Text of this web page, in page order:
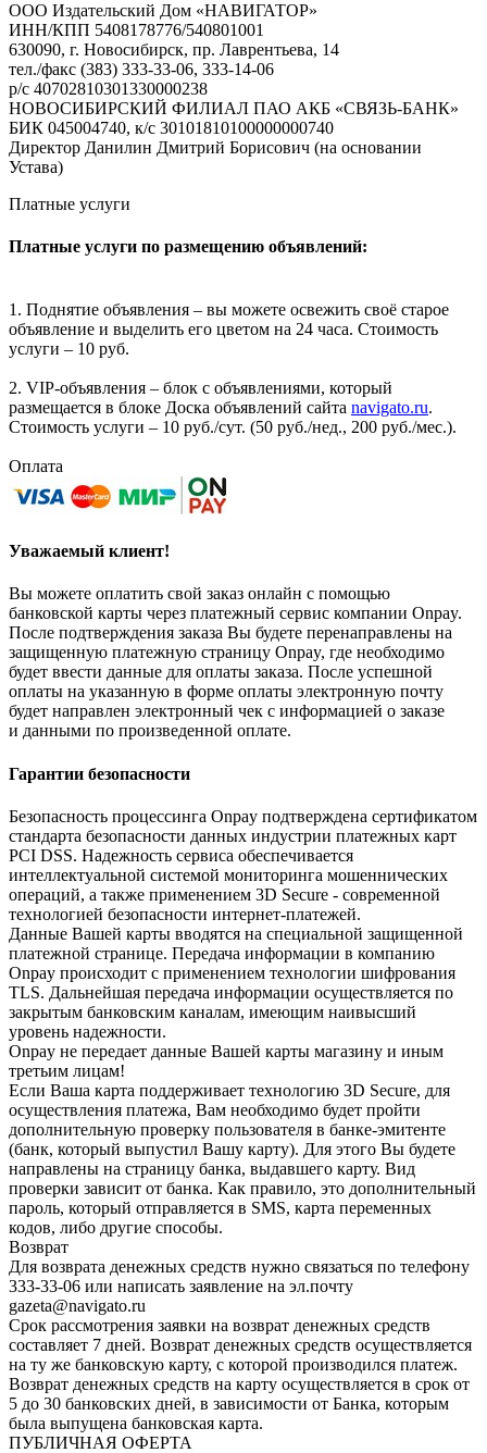
ООО Издательский Дом «НАВИГАТОР»
ИНН/КПП 5408178776/540801001
630090, г. Новосибирск, пр. Лаврентьева, 14
тел./факс (383) 333-33-06, 333-14-06
р/с 40702810301330000238
НОВОСИБИРСКИЙ ФИЛИАЛ ПАО АКБ «СВЯЗЬ-БАНК»
БИК 045004740, к/с 30101810100000000740
Директор Данилин Дмитрий Борисович (на основании
Устава)
Платные услуги
Платные услуги по размещению объявлений:
1. Поднятие объявления – вы можете освежить своё старое
объявление и выделить его цветом на 24 часа. Стоимость
услуги – 10 руб.
2. VIP-объявления – блок с объявлениями, который
размещается в блоке Доска объявлений сайта navigato.ru.
Стоимость услуги – 10 руб./сут. (50 руб./нед., 200 руб./мес.).
Оплата
Уважаемый клиент!
Вы можете оплатить свой заказ онлайн с помощью
банковской карты через платежный сервис компании Onpay.
После подтверждения заказа Вы будете перенаправлены на
защищенную платежную страницу Onpay, где необходимо
будет ввести данные для оплаты заказа. После успешной
оплаты на указанную в форме оплаты электронную почту
будет направлен электронный чек с информацией о заказе
и данными по произведенной оплате.
Гарантии безопасности
Безопасность процессинга Onpay подтверждена сертификатом
стандарта безопасности данных индустрии платежных карт
PCI DSS. Надежность сервиса обеспечивается
интеллектуальной системой мониторинга мошеннических
операций, а также применением 3D Secure - современной
технологией безопасности интернет-платежей.
Данные Вашей карты вводятся на специальной защищенной
платежной странице. Передача информации в компанию
Onpay происходит с применением технологии шифрования
TLS. Дальнейшая передача информации осуществляется по
закрытым банковским каналам, имеющим наивысший
уровень надежности.
Onpay не передает данные Вашей карты магазину и иным
третьим лицам!
Если Ваша карта поддерживает технологию 3D Secure, для
осуществления платежа, Вам необходимо будет пройти
дополнительную проверку пользователя в банке-эмитенте
(банк, который выпустил Вашу карту). Для этого Вы будете
направлены на страницу банка, выдавшего карту. Вид
проверки зависит от банка. Как правило, это дополнительный
пароль, который отправляется в SMS, карта переменных
кодов, либо другие способы.
Возврат
Для возврата денежных средств нужно связаться по телефону
333-33-06 или написать заявление на эл.почту
gazeta@navigato.ru
Срок рассмотрения заявки на возврат денежных средств
составляет 7 дней. Возврат денежных средств осуществляется
на ту же банковскую карту, с которой производился платеж.
Возврат денежных средств на карту осуществляется в срок от
5 до 30 банковских дней, в зависимости от Банка, которым
была выпущена банковская карта.
ПУБЛИЧНАЯ ОФЕРТА